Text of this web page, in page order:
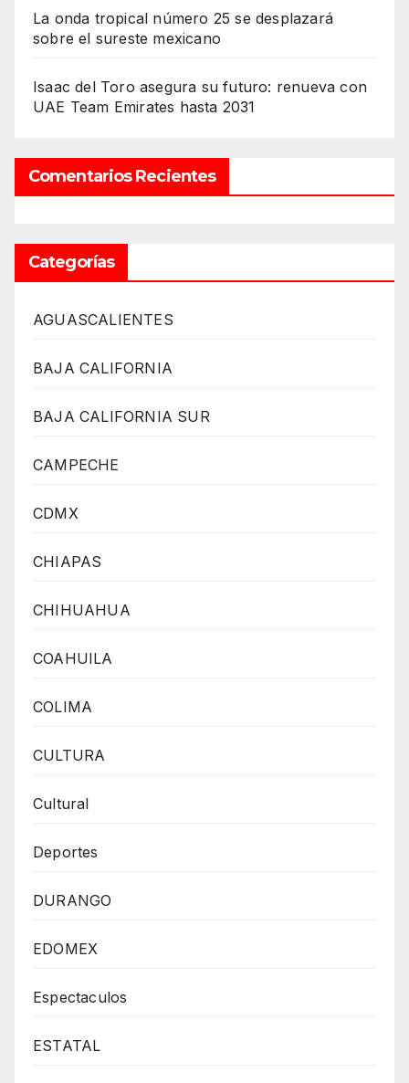
La onda tropical número 25 se desplazará
sobre el sureste mexicano
Isaac del Toro asegura su futuro: renueva con
UAE Team Emirates hasta 2031
Comentarios Recientes
Categorías
AGUASCALIENTES
BAJA CALIFORNIA
BAJA CALIFORNIA SUR
CAMPECHE
CDMX
CHIAPAS
CHIHUAHUA
COAHUILA
COLIMA
CULTURA
Cultural
Deportes
DURANGO
EDOMEX
Espectaculos
ESTATAL